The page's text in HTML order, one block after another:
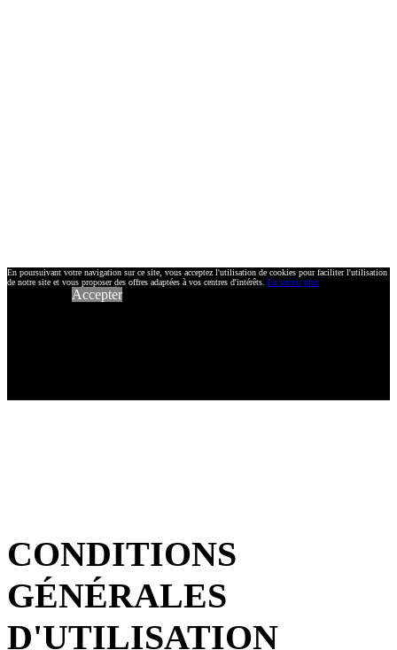
En poursuivant votre navigation sur ce site, vous acceptez l'utilisation de cookies pour faciliter l'utilisation
de notre site et vous proposer des offres adaptées à vos centres d'intérêts. En savoir plus
Accepter
CONDITIONS
GÉNÉRALES
D'UTILISATION